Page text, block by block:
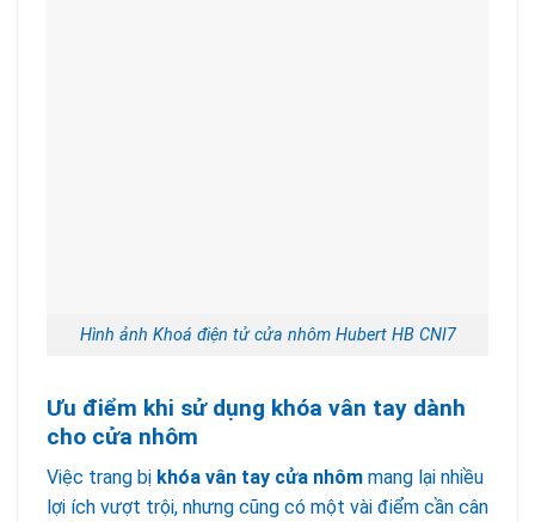
Hình ảnh Khoá điện tử cửa nhôm Hubert HB CNI7
Ưu điểm khi sử dụng khóa vân tay dành
cho cửa nhôm
Việc trang bị khóa vân tay cửa nhôm mang lại nhiều
lợi ích vượt trội, nhưng cũng có một vài điểm cần cân